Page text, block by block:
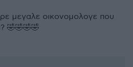
ρε μεγαλε οικονομολογε που
🤣🤣🤣🤣